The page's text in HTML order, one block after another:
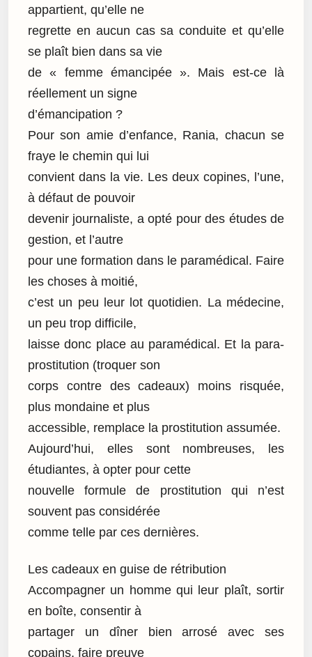
appartient, qu’elle ne
regrette en aucun cas sa conduite et qu’elle
se plaît bien dans sa vie
de « femme émancipée ». Mais est-ce là
réellement un signe
d’émancipation ?
Pour son amie d’enfance, Rania, chacun se
fraye le chemin qui lui
convient dans la vie. Les deux copines, l’une,
à défaut de pouvoir
devenir journaliste, a opté pour des études de
gestion, et l’autre
pour une formation dans le paramédical. Faire
les choses à moitié,
c’est un peu leur lot quotidien. La médecine,
un peu trop difficile,
laisse donc place au paramédical. Et la para-
prostitution (troquer son
corps contre des cadeaux) moins risquée,
plus mondaine et plus
accessible, remplace la prostitution assumée.
Aujourd’hui, elles sont nombreuses, les
étudiantes, à opter pour cette
nouvelle formule de prostitution qui n’est
souvent pas considérée
comme telle par ces dernières.
Les cadeaux en guise de rétribution
Accompagner un homme qui leur plaît, sortir
en boîte, consentir à
partager un dîner bien arrosé avec ses
copains, faire preuve